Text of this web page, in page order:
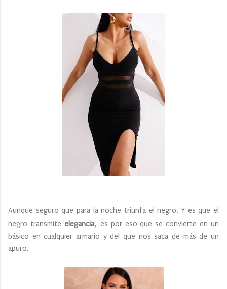
Aunque seguro que para la noche triunfa el negro. Y es que el
negro transmite elegancia, es por eso que se convierte en un
básico en cualquier armario y del que nos saca de más de un
apuro.